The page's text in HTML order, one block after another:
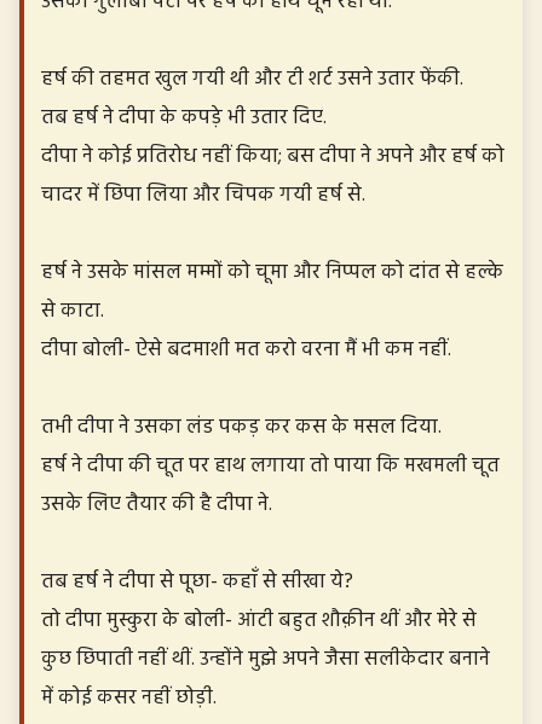
हर्ष की तहमत खुल गयी थी और टी शर्ट उसने उतार फेंकी.
तब हर्ष ने दीपा के कपड़े भी उतार दिए.
दीपा ने कोई प्रतिरोध नहीं किया; बस दीपा ने अपने और हर्ष को
चादर में छिपा लिया और चिपक गयी हर्ष से.
हर्ष ने उसके मांसल मम्मों को चूमा और निप्पल को दांत से हल्के
से काटा.
दीपा बोली- ऐसे बदमाशी मत करो वरना मैं भी कम नहीं.
तभी दीपा ने उसका लंड पकड़ कर कस के मसल दिया.
हर्ष ने दीपा की चूत पर हाथ लगाया तो पाया कि मखमली चूत
उसके लिए तैयार की है दीपा ने.
तब हर्ष ने दीपा से पूछा- कहाँ से सीखा ये?
तो दीपा मुस्कुरा के बोली- आंटी बहुत शौक़ीन थीं और मेरे से
कुछ छिपाती नहीं थीं. उन्होंने मुझे अपने जैसा सलीकेदार बनाने
में कोई कसर नहीं छोड़ी.